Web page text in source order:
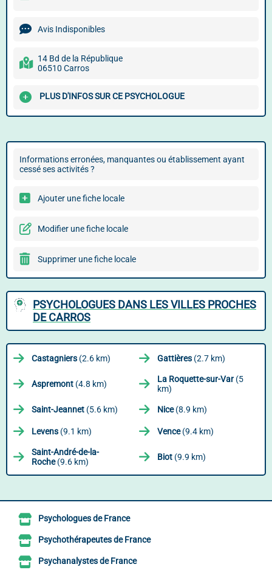
Avis Indisponibles
14 Bd de la République
06510 Carros
PLUS D'INFOS SUR CE PSYCHOLOGUE
Informations erronées, manquantes ou établissement ayant
cessé ses activités ?
Ajouter une fiche locale
Modifier une fiche locale
Supprimer une fiche locale
PSYCHOLOGUES DANS LES VILLES PROCHES
DE CARROS
Castagniers (2.6 km) Gattières (2.7 km)
Aspremont (4.8 km) La Roquette-sur-Var(5
km)
Saint-Jeannet (5.6 km) Nice(8.9 km)
Levens (9.1 km) Vence(9.4 km)
Saint-André-de-la-
Roche(9.6 km) Biot (9.9 km)
Psychologues de France
Psychothérapeutes de France
Psychanalystes de France